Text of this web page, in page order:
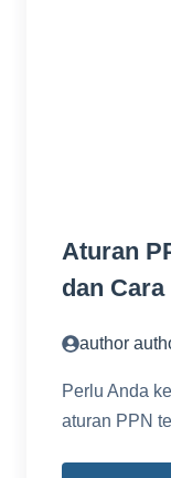
Aturan
dan
author
Perlu Anda
aturan PPN